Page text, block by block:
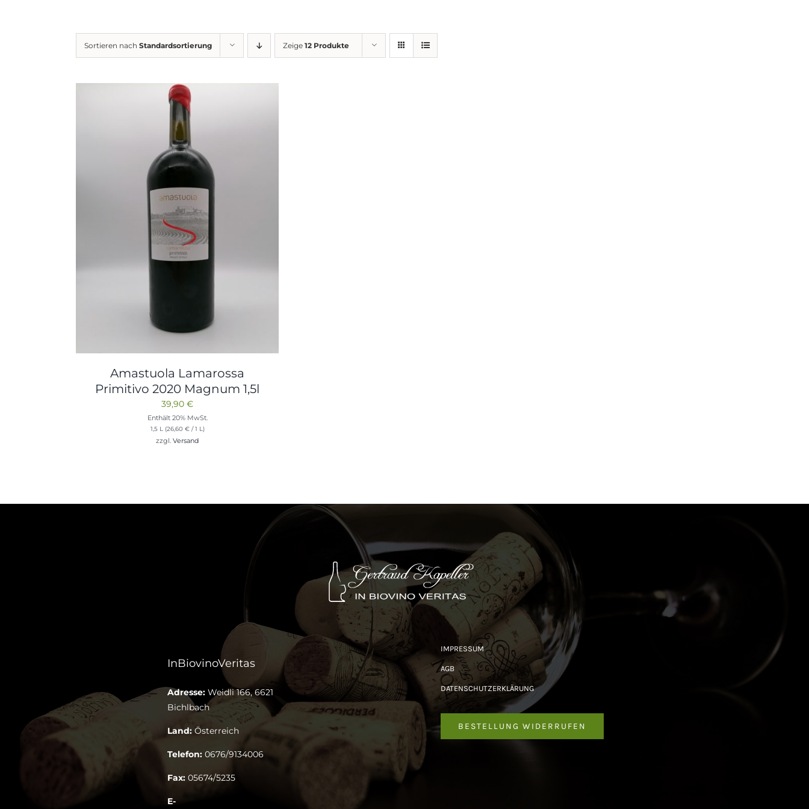
Sortieren nachStandardsortierung Zeige12 Produkte
Amastuola Lamarossa
Primitivo 2020 Magnum 1,5l
39,90€
Enthält 20% MwSt.
1,5 L (26,60 €/ 1 L)
zzgl.Versand
InBiovinoVeritas
Adresse:Weidli 166, 6621
Bichlbach
Land:Österreich
Telefon: 0676/9134006
Fax: 05674/5235
E-
IMPRESSUM
AGB
DATENSCHUTZERKLÄRUNG
BESTELLUNG WIDERRUFEN